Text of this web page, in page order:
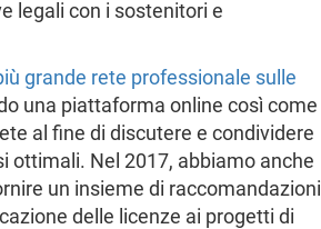
legali con i sostenitori e
grande rete professionale sulle
una piattaforma online così come
al fine di discutere e condividere
ottimali. Nel 2017, abbiamo anche
un insieme di raccomandazioni
delle licenze ai progetti di